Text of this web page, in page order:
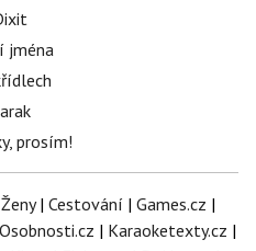
jména
prosím!
Ženy| Cestování | Games.cz |
Osobnosti.cz | Karaoketexty.cz |